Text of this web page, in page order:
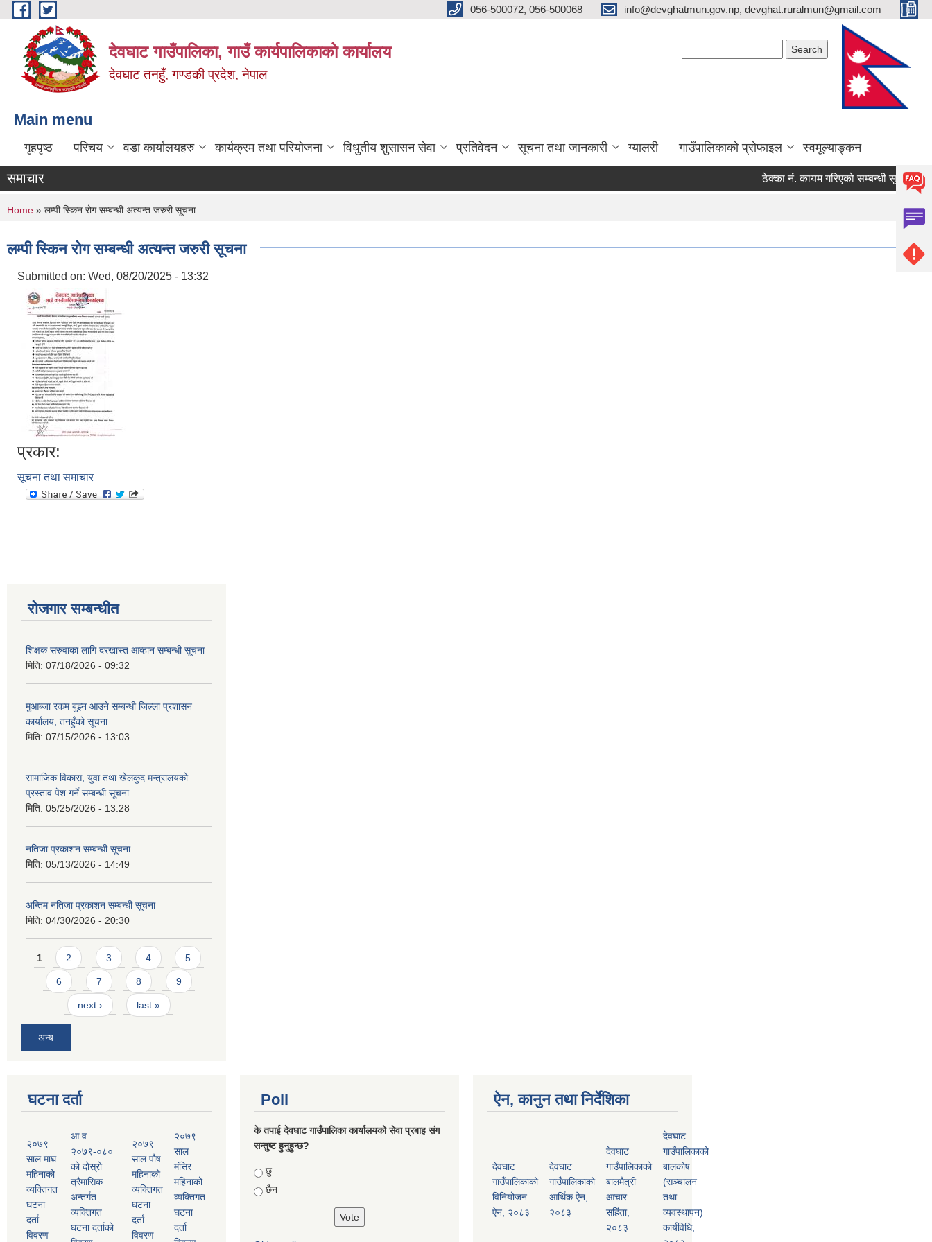
Skip to main content 056-500072, 056-500068 info@devghatmun.gov.np, devghat.ruralmun@gmail.com
देवघाट गाउँपालिका, गाउँ कार्यपालिकाको कार्यालय
देवघाट तनहुँ, गण्डकी प्रदेश, नेपाल
Main menu
गृहपृष्ठ परिचय वडा कार्यालयहरु कार्यक्रम तथा परियोजना विधुतीय शुसासन सेवा प्रतिवेदन सूचना तथा जानकारी ग्यालरी गाउँपालिकाको प्रोफाइल स्वमूल्याङ्कन
समाचार ठेक्का नंं. कायम गरिएको सम्बन्धी सूचना !
You are here
Home » लम्पी स्किन रोग सम्बन्धी अत्यन्त जरुरी सूचना
लम्पी स्किन रोग सम्बन्धी अत्यन्त जरुरी सूचना
Submitted on: Wed, 08/20/2025 - 13:32
प्रकार:
सूचना तथा समाचार
रोजगार सम्बन्धीत
शिक्षक सरुवाका लागि दरखास्त आव्हान सम्बन्धी सूचना
मिति: 07/18/2026 - 09:32
मुआब्जा रकम बुझ्न आउने सम्बन्धी जिल्ला प्रशासन
कार्यालय, तनहुँको सूचना
मिति: 07/15/2026 - 13:03
सामाजिक विकास, युवा तथा खेलकुद मन्त्रालयको
प्रस्ताव पेश गर्ने सम्बन्धी सूचना
मिति: 05/25/2026 - 13:28
नतिजा प्रकाशन सम्बन्धी सूचना
मिति: 05/13/2026 - 14:49
अन्तिम नतिजा प्रकाशन सम्बन्धी सूचना
मिति: 04/30/2026 - 20:30
Pages
1 2 3 4 5
6 7 8 9
next › last »
अन्य
घटना दर्ता
२०७९
साल माघ
महिनाको
व्यक्तिगत
घटना
दर्ता
विवरण
आ.व.
२०७९-०८०
को दोस्रो
त्रैमासिक
अन्तर्गत
व्यक्तिगत
घटना दर्ताको
२०७९
साल पौष
महिनाको
व्यक्तिगत
घटना
दर्ता
विवरण
२०७९
साल
मंसिर
महिनाको
व्यक्तिगत
घटना
दर्ता
Poll
के तपाई देवघाट गाउँपालिका कार्यालयको सेवा प्रबाह संग
सन्तुष्ट हुनुहुन्छ?
Choices
छु
छैन
ऐन, कानुन तथा निर्देशिका
देवघाट
गाउँपालिकाको
विनियोजन
ऐन, २०८३
देवघाट
गाउँपालिकाको
आर्थिक ऐन,
२०८३
देवघाट
गाउँपालिकाको
बालमैत्री
आचार
सहिंता,
२०८३
देवघाट
गाउँपालिकाको
बालकोष
(सञ्चालन
तथा
व्यवस्थापन)
कार्यविधि,